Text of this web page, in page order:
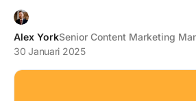
Alex YorkSenior Content Marketing
30 Januari 2025